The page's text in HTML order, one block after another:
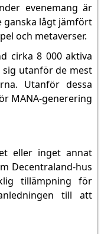
evenemang är
ganska lågt jämfört
och metaverser.
cirka 8 000 aktiva
sig utanför de mest
Utanför dessa
MANA-generering
eller inget annat
Decentraland-hus
tillämpning för
till att